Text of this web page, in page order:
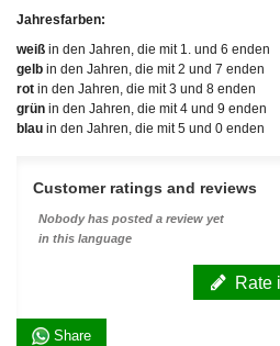
Jahresfarben:
weiß in den Jahren, die mit 1. und 6 enden
gelb in den Jahren, die mit 2 und 7 enden
rot in den Jahren, die mit 3 und 8 enden
grün in den Jahren, die mit 4 und 9 enden
blau in den Jahren, die mit 5 und 0 enden
Customer ratings and reviews
Nobody has posted a review yet
in this language
Rate
Share